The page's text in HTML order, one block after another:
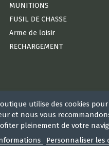
MUNITIONS
FUSIL DE CHASSE
Arme de loisir
RECHARGEMENT
utilise des cookies
et nous vous
pleinement de votre
Personnaliser les